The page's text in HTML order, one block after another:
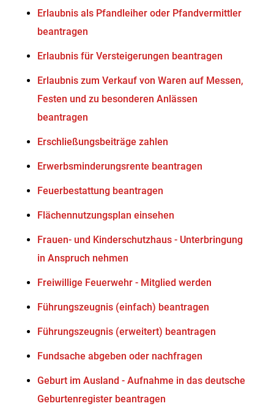
Erlaubnis als Pfandleiher oder Pfandvermittler
beantragen
Erlaubnis für Versteigerungen beantragen
Erlaubnis zum Verkauf von Waren auf Messen,
Festen und zu besonderen Anlässen
beantragen
Erschließungsbeiträge zahlen
Erwerbsminderungsrente beantragen
Feuerbestattung beantragen
Flächennutzungsplan einsehen
Frauen- und Kinderschutzhaus - Unterbringung
in Anspruch nehmen
Freiwillige Feuerwehr - Mitglied werden
Führungszeugnis (einfach) beantragen
Führungszeugnis (erweitert) beantragen
Fundsache abgeben oder nachfragen
Geburt im Ausland - Aufnahme in das deutsche
Geburtenregister beantragen